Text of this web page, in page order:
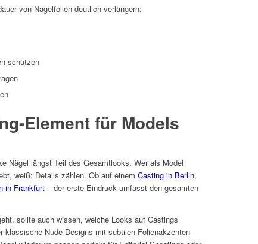
von Nagelfolien deutlich verlängern:
schützen
Element für Models
Nägel längst Teil des Gesamtlooks. Wer als Model
weiß: Details zählen. Ob auf einem Casting in Berlin,
in Frankfurt – der erste Eindruck umfasst den gesamten
sollte auch wissen, welche Looks auf Castings
klassische Nude-Designs mit subtilen Folienakzenten